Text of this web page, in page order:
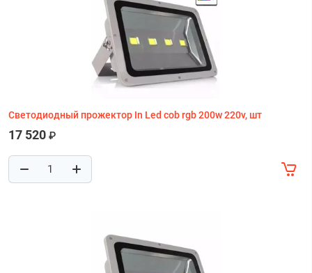
Светодиодный прожектор In Led cob rgb 200w 220v, шт
17 520 ₽